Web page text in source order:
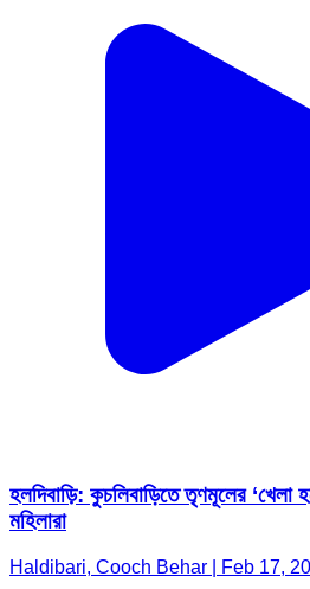
হলদিবাড়ি: কুচলিবাড়িতে তৃণমূলের ‘খেলা
মহিলারা
Haldibari, Cooch Behar | Feb 17,